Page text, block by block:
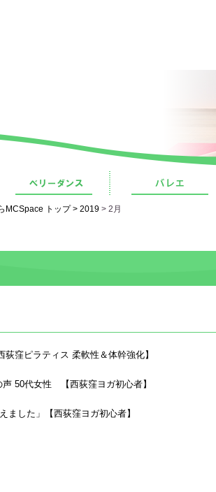
MCSpace トップ > 2019 > 2月
窪ピラティス 柔軟性＆体幹強化】
声 50代女性 【西荻窪ヨガ初心者】
ました」【西荻窪ヨガ初心者】